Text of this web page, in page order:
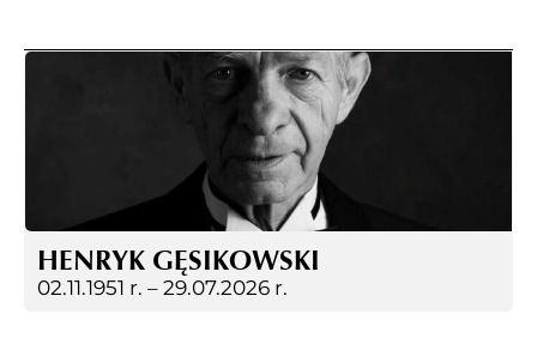
HENRYK GĘSIKOWSKI
02.11.1951 r. – 29.07.2026 r.